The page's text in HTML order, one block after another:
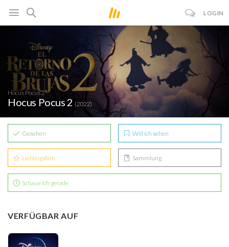
LOGIN
Hocus Pocus 2
Hocus Pocus 2 (2022)
Gesehen Will ich sehen
Lieblingsfilm Sammlung
Schaue ich gerade
VERFÜGBAR AUF